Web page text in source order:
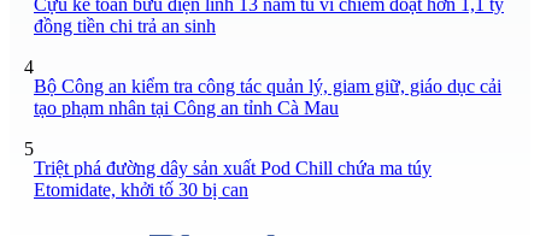
Cựu kế toán bưu điện lĩnh 13 năm tù vì chiếm đoạt hơn 1,1 tỷ
đồng tiền chi trả an sinh
4
Bộ Công an kiểm tra công tác quản lý, giam giữ, giáo dục cải
tạo phạm nhân tại Công an tỉnh Cà Mau
5
Triệt phá đường dây sản xuất Pod Chill chứa ma túy
Etomidate, khởi tố 30 bị can